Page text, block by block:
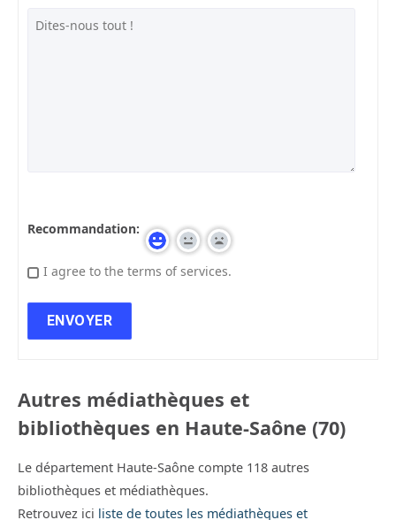
Recommandation:
I agree to the terms of services.
Autres médiathèques et
bibliothèques en Haute-Saône (70)
Le département Haute-Saône compte 118 autres
bibliothèques et médiathèques.
Retrouvez ici liste de toutes les médiathèques et